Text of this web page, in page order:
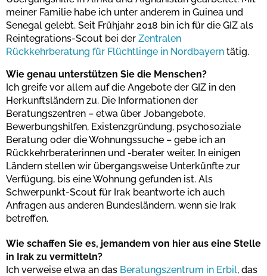
meiner Familie habe ich unter anderem in Guinea und
Senegal gelebt. Seit Frühjahr 2018 bin ich für die GIZ als
Reintegrations-Scout bei der Zentralen
Rückkehrberatung für Flüchtlinge in Nordbayern tätig.
Wie genau unterstützen Sie die Menschen?
Ich greife vor allem auf die Angebote der GIZ in den
Herkunftsländern zu. Die Informationen der
Beratungszentren – etwa über Jobangebote,
Bewerbungshilfen, Existenzgründung, psychosoziale
Beratung oder die Wohnungssuche – gebe ich an
Rückkehrberaterinnen und -berater weiter. In einigen
Ländern stellen wir übergangsweise Unterkünfte zur
Verfügung, bis eine Wohnung gefunden ist. Als
Schwerpunkt-Scout für Irak beantworte ich auch
Anfragen aus anderen Bundesländern, wenn sie Irak
betreffen.
Wie schaffen Sie es, jemandem von hier aus eine Stelle
in Irak zu vermitteln?
Ich verweise etwa an das Beratungszentrum in Erbil, das